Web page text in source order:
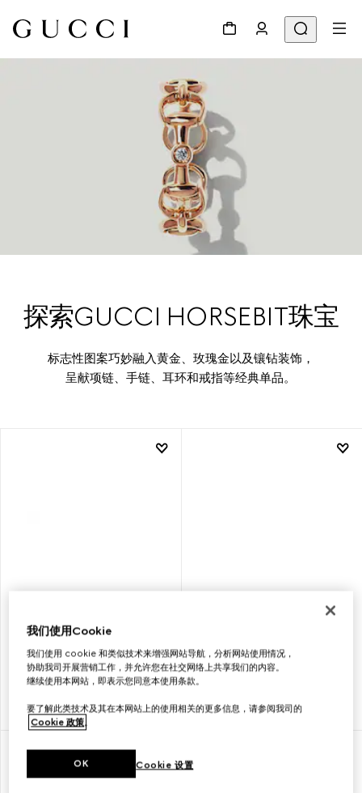
探索GUCCI HORSEBIT珠宝
标志性图案巧妙融入黄金、玫瑰金以及镶钻装饰，
呈献项链、手链、耳环和戒指等经典单品。
GUCCI
HORSEBIT系列18K金钻石戒指
€ 1.500
GUCCI
HORSEBIT系列18K金钻石耳钉
€ 1.650
我们使用Cookie
我们使用 cookie 和类似技术来增强网站导航，分析网站使用情况，
协助我司开展营销工作，并允许您在社交网络上共享我们的内容。
继续使用本网站，即表示您同意本使用条款。
要了解此类技术及其在本网站上的使用相关的更多信息，请参阅我司的
Cookie 政策。
Cookie 设置
OK